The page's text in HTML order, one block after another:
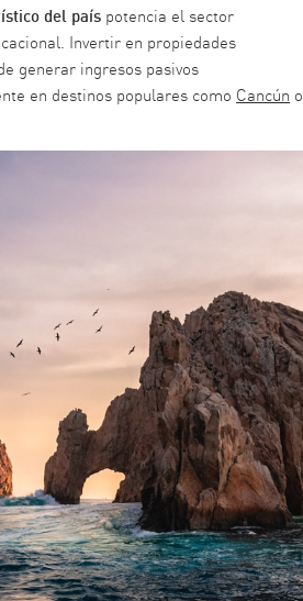
del país potencia el sector
Invertir en propiedades
generar ingresos pasivos
en destinos populares como Cancún o